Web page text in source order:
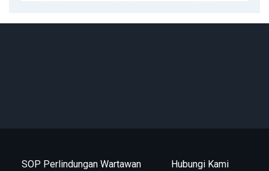
SOP Perlindungan Wartawan
Hubungi Kami